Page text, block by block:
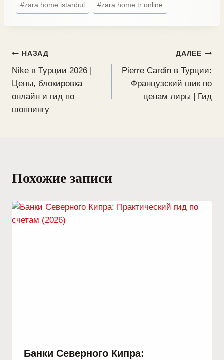
#zara home istanbul #zara home tr online
НАЗАД
Nike в Турции 2026 |
Цены, блокировка
онлайн и гид по
шоппингу
ДАЛЕЕ
Pierre Cardin в Турции:
Французский шик по
ценам лиры | Гид
Похожие записи
Банки Северного Кипра: